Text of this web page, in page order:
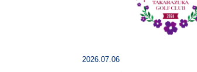
2026.07.06